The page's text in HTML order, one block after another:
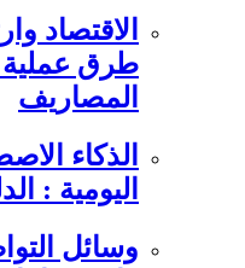
طرق عملية
المصاريف
اليومية :
وسائل